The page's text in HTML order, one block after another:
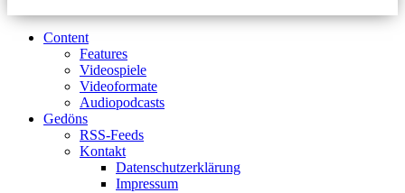
Content
Features
Videospiele
Videoformate
Audiopodcasts
Gedöns
RSS-Feeds
Kontakt
Datenschutzerklärung
Impressum